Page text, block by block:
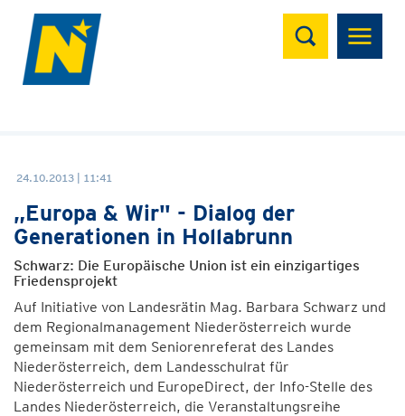
Suchen
24.10.2013 | 11:41
„Europa & Wir" - Dialog der
Generationen in Hollabrunn
Schwarz: Die Europäische Union ist ein einzigartiges
Friedensprojekt
Auf Initiative von Landesrätin Mag. Barbara Schwarz und
dem Regionalmanagement Niederösterreich wurde
gemeinsam mit dem Seniorenreferat des Landes
Niederösterreich, dem Landesschulrat für
Niederösterreich und EuropeDirect, der Info-Stelle des
Landes Niederösterreich, die Veranstaltungsreihe